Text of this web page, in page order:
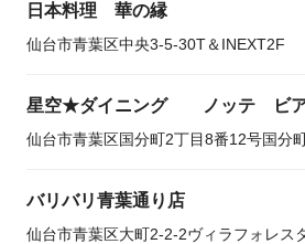
日本料理 華の縁
仙台市青葉区中央3-5-30T＆INEXT2F
星空★ダイニング ノッテ ビア
仙台市青葉区国分町2丁目8番12号国分
バリバリ青葉通り店
仙台市青葉区大町2-2-2ヴィラフォレス